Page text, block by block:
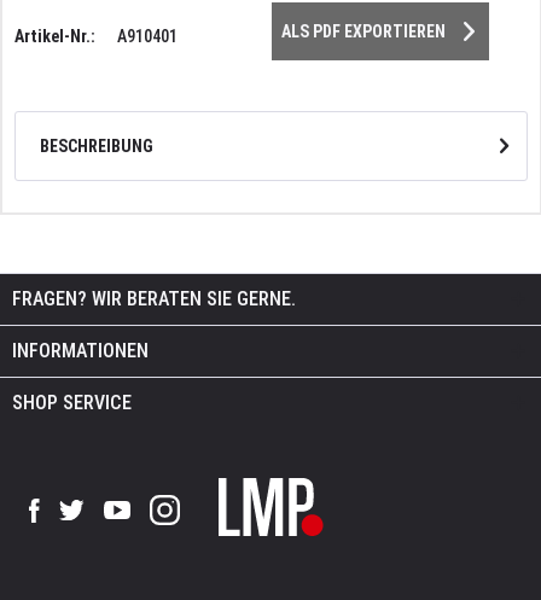
Artikel-Nr.: A910401 ALS PDF EXPORTIEREN
BESCHREIBUNG
FRAGEN? WIR BERATEN SIE GERNE.
INFORMATIONEN
SHOP SERVICE